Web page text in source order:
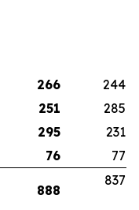
266
244
251
285
295
231
76
77
888
837